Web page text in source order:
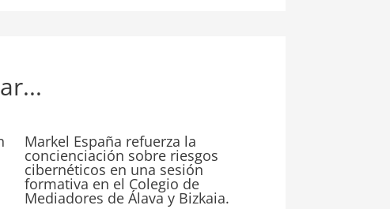
Markel España refuerza la
concienciación sobre riesgos
cibernéticos en una sesión
formativa en el Colegio de
Mediadores de Álava y Bizkaia.